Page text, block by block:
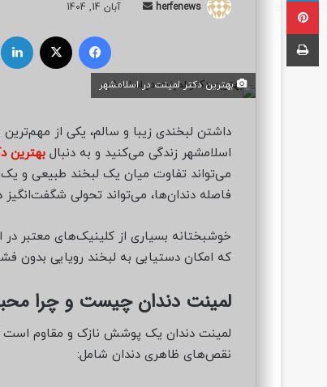
herfenews
ل
م
ی
آبان 14, 1404
ایکس
بهترین دکتر لمینت در اسلامشهر
داشتن لبخندی زیبا و سالم، یکی از مهم‌ترین
اسلامشهر زندگی می‌کنید و به دنبال بهترین
می‌تواند تفاوت میان یک لبخند طبیعی و یک
فاصله دندان‌ها، می‌تواند تحولی شگفت‌انگیز
خوشبختانه بسیاری از کلینیک‌های معتبر
که امکان دستیابی به لبخند رویایی بدون
لمینت دندان چیست و چرا
لمینت دندان یک پوشش نازک و مقاوم
نقص‌های ظاهری دندان شامل: